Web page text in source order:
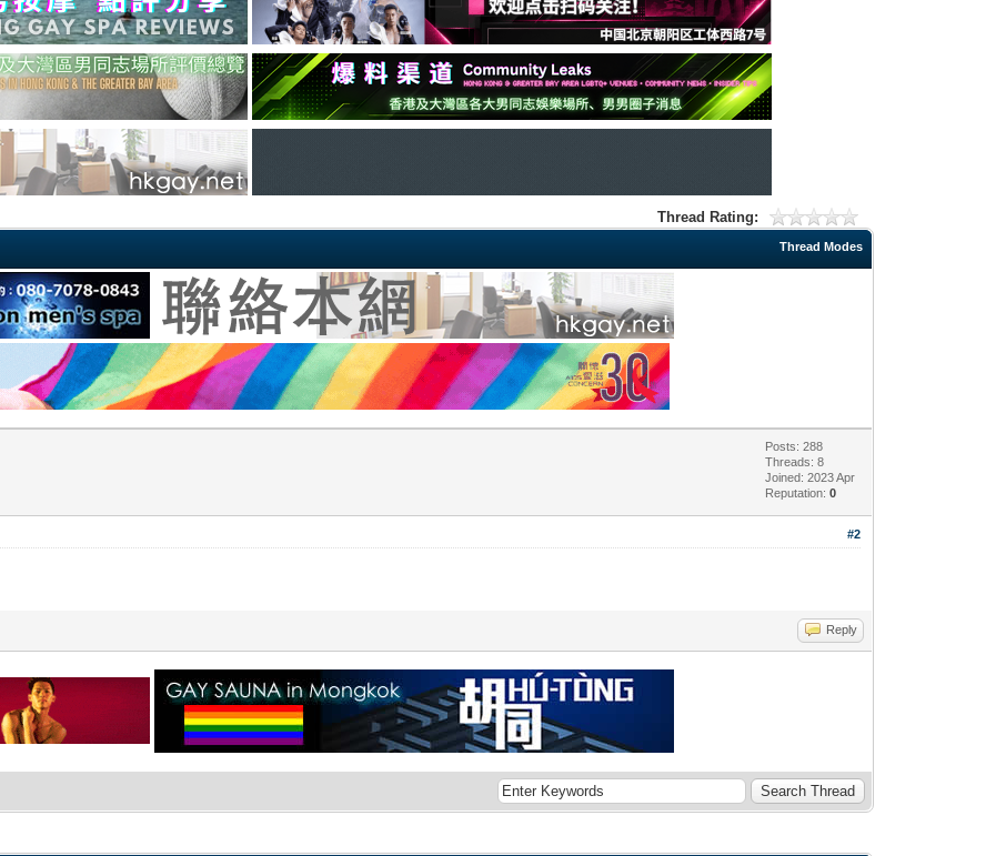
Thread Rating:
Thread Modes
Posts: 288
Threads: 8
Joined: 2023 Apr
Reputation:0
#2
Reply